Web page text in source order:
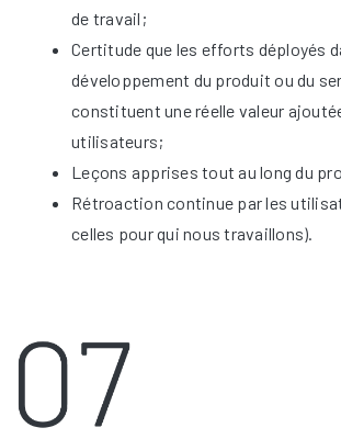
de travail;
Certitude que les efforts déployés
développement du produit ou du
constituent une réelle valeur
utilisateurs;
Leçons apprises tout au long du
Rétroaction continue par les
celles pour qui nous travaillons).